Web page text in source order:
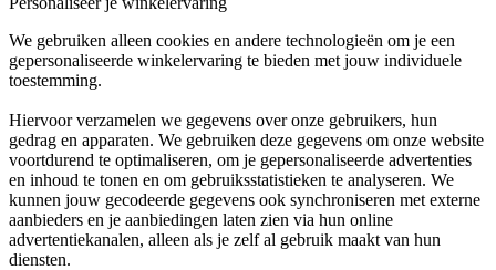
We gebruiken alleen cookies en andere technologieën om je een
gepersonaliseerde winkelervaring te bieden met jouw individuele
toestemming.
Hiervoor verzamelen we gegevens over onze gebruikers, hun
gedrag en apparaten. We gebruiken deze gegevens om onze website
voortdurend te optimaliseren, om je gepersonaliseerde advertenties
en inhoud te tonen en om gebruiksstatistieken te analyseren. We
kunnen jouw gecodeerde gegevens ook synchroniseren met externe
aanbieders en je aanbiedingen laten zien via hun online
advertentiekanalen, alleen als je zelf al gebruik maakt van hun
diensten.